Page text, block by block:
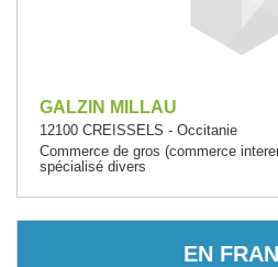
GALZIN MILLAU
12100 CREISSELS - Occitanie
Commerce de gros (commerce
spécialisé divers
EN